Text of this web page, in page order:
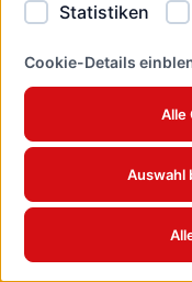
Statistiken
Cookie-Details
Alle
Auswahl
Berg-Ahorn
Acer